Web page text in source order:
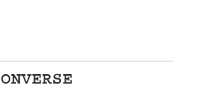
ÉVOQUE STUDIO